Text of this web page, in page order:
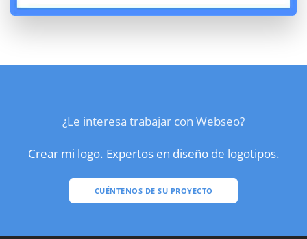
¿Le interesa trabajar con Webseo?
Crear mi logo. Expertos en diseño de logotipos.
CUÉNTENOS DE SU PROYECTO